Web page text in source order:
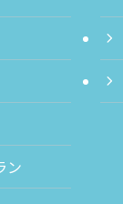
ン